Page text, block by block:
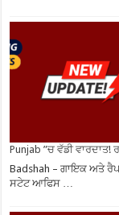
Punjab ”ਚ ਵੱਡੀ
Badshah – ਗਾਇਕ ਅਤੇ
ਸਟੇਟ ਆਫਿਸ …